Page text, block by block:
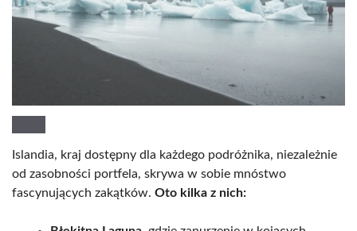
Islandia, kraj dostępny dla każdego podróżnika, niezależnie
od zasobności portfela, skrywa w sobie mnóstwo
fascynujących zakątków. Oto kilka z nich: